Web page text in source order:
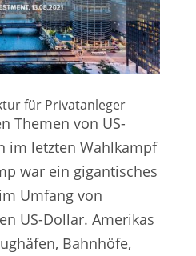
für Privatanleger
Themen von US-
im letzten Wahlkampf
war ein gigantisches
Umfang von
US-Dollar. Amerikas
Bahnhöfe,